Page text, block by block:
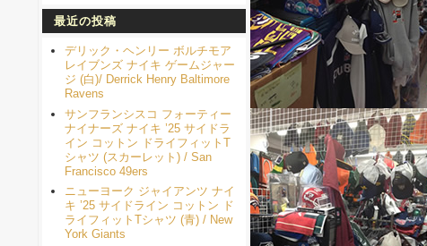
最近の投稿
デリック・ヘンリー ボルチモア
レイブンズ ナイキ ゲームジャー
ジ (白)/ Derrick Henry Baltimore
Ravens
サンフランシスコ フォーティー
ナイナーズ ナイキ ’25 サイドラ
イン コットン ドライフィットT
シャツ (スカーレット) / San
Francisco 49ers
ニューヨーク ジャイアンツ ナイ
キ ’25 サイドライン コットン ド
ライフィットTシャツ (青) / New
York Giants